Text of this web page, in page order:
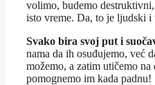
volimo, budemo
isto vreme. Da, to je ljudski
Svako bira svoj put i
nama da ih osuđujemo, već
možemo, a zatim utičemo
pomognemo im kada padnu!